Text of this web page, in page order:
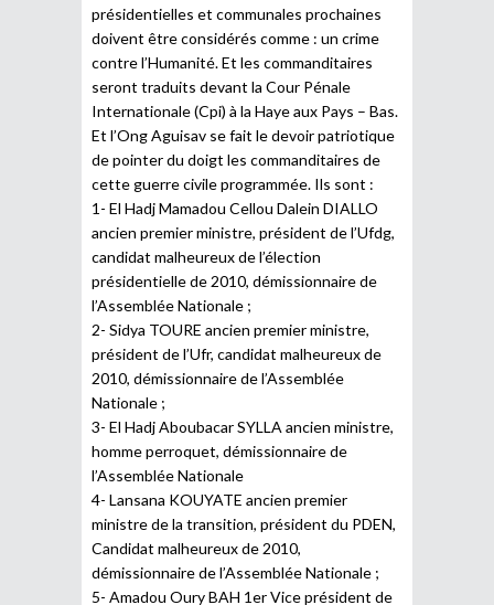
présidentielles et communales prochaines
doivent être considérés comme : un crime
contre l’Humanité. Et les commanditaires
seront traduits devant la Cour Pénale
Internationale (Cpi) à la Haye aux Pays – Bas.
Et l’Ong Aguisav se fait le devoir patriotique
de pointer du doigt les commanditaires de
cette guerre civile programmée. Ils sont :
1- El Hadj Mamadou Cellou Dalein DIALLO
ancien premier ministre, président de l’Ufdg,
candidat malheureux de l’élection
présidentielle de 2010, démissionnaire de
l’Assemblée Nationale ;
2- Sidya TOURE ancien premier ministre,
président de l’Ufr, candidat malheureux de
2010, démissionnaire de l’Assemblée
Nationale ;
3- El Hadj Aboubacar SYLLA ancien ministre,
homme perroquet, démissionnaire de
l’Assemblée Nationale
4- Lansana KOUYATE ancien premier
ministre de la transition, président du PDEN,
Candidat malheureux de 2010,
démissionnaire de l’Assemblée Nationale ;
5- Amadou Oury BAH 1er Vice président de